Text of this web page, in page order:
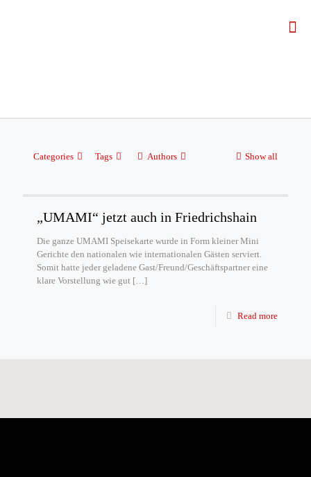
Categories Tags Authors Show all
„UMAMI“ jetzt auch in Friedrichshain
Die ganze UMAMI Speisekarte wurde in Form kleiner Mini
Gerichte den nationalen wie internationalen Gästen serviert.
Somit hatte jeder geladene Gast/Freund/Geschäftspartner eine
klare Vorstellung wie gut […]
Read more